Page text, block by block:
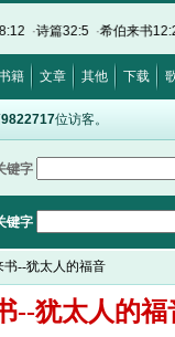
篇32:5·希伯来书12:28·出
籍 文章 其他 下载
9822717位访客。
键字
键字
书--犹太人的福音
--犹太人的福